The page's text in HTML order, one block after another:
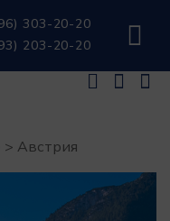
303-20-20
203-20-20
> Австрия